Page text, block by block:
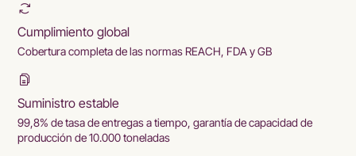
Cumplimiento global
Cobertura completa de las normas REACH, FDA y GB
Suministro estable
99,8% de tasa de entregas a tiempo, garantía de capacidad de
producción de 10.000 toneladas